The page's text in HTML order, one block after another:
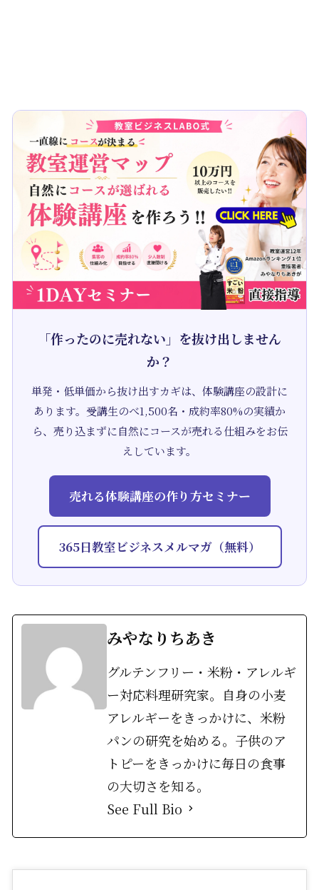
「作ったのに売れない」を抜け出しません
か？
単発・低単価から抜け出すカギは、体験講座の設計に
あります。受講生のべ1,500名・成約率80%の実績か
ら、売り込まずに自然にコースが売れる仕組みをお伝
えしています。
売れる体験講座の作り方セミナー
365日教室ビジネスメルマガ（無料）
みやなりちあき
グルテンフリー・米粉・アレルギ
ー対応料理研究家。自身の小麦
アレルギーをきっかけに、米粉
パンの研究を始める。子供のア
トピーをきっかけに毎日の食事
の大切さを知る。
See Full Bio